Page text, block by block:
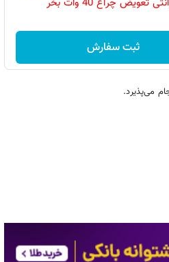
ثبت سفارش
می‌پذیرد.